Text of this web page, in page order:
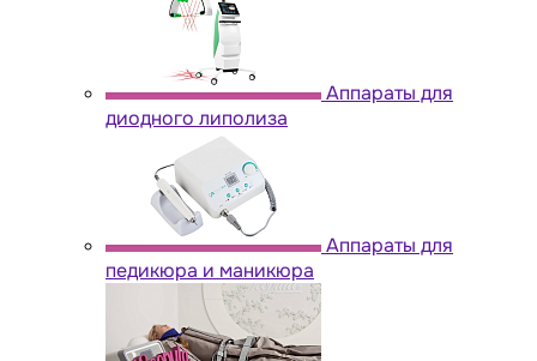
Аппараты для
диодного липолиза
Аппараты для
педикюра и маникюра